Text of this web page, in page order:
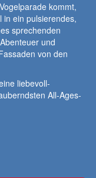
kommt,
ein pulsierendes,
sprechenden
und
von den
liebevoll-
All-Ages-